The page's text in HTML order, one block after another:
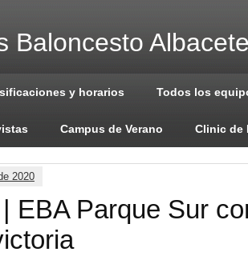
Baloncesto
y horarios Todos los
Campus de Verano Clinic de
2020
EBA Parque Sur